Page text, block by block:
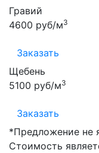
Гравий
4600 руб/м3
Заказать
Щебень
5100 руб/м3
Заказать
*Предложение не
Стоимость